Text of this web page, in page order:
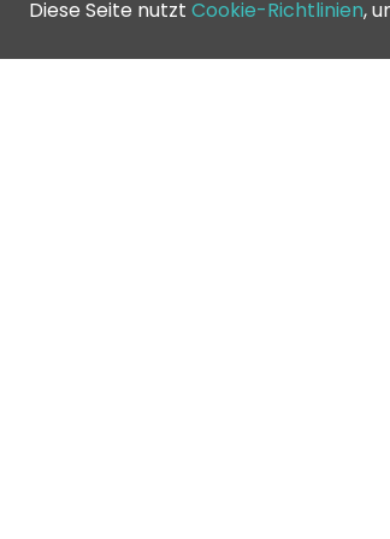
Diese Seite nutzt Cookie-Richtlinien,